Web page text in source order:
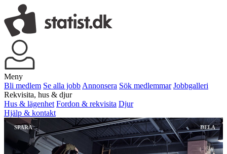
Meny
Bli medlem Se alla jobb Annonsera Sök medlemmar Jobbgalleri
Rekvisita, hus & djur
Hus & lägenhet Fordon & rekvisita Djur
Hjälp & kontakt
SPARA DELA